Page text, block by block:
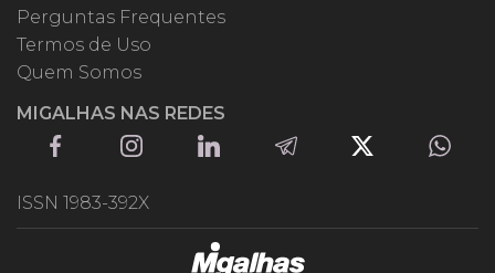
Perguntas Frequentes
Termos de Uso
Quem Somos
MIGALHAS NAS REDES
ISSN 1983-392X